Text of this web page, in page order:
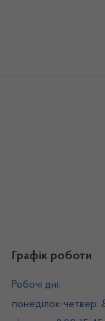
Графік роботи
Робочі дні:
понеділок-четвер: